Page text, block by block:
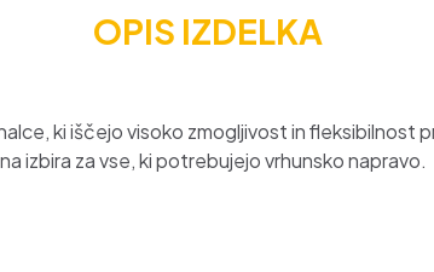
OPIS IZDELKA
ki iščejo visoko zmogljivost in fleksibilnost
izbira za vse, ki potrebujejo vrhunsko napravo.